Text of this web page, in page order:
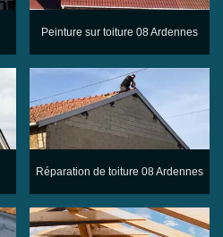
Peinture sur toiture 08 Ardennes
Réparation de toiture 08 Ardennes